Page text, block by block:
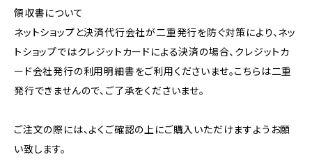
領収書について
ネットショップと決済代行会社が二重発行を防ぐ対策により、ネッ
トショップではクレジットカードによる決済の場合、クレジットカ
ード会社発行の利用明細書をご利用くださいませ。こちらは二重
発行できませんので、ご了承をくださいませ。
ご注文の際には、よくご確認の上にご購入いただけますようお願
い致します。